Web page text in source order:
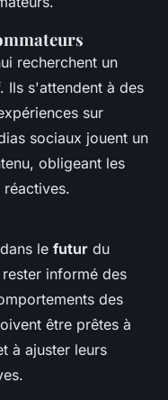
recherchent un
Ils s'attendent à des
sur
sociaux jouent un
obligeant les
le futur du
informé des
des
être prêtes à
à ajuster leurs